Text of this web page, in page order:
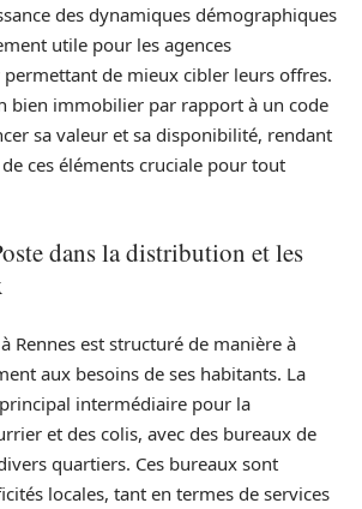
des dynamiques démographiques
utile pour les agences
de mieux cibler leurs offres.
bien immobilier par rapport à un code
sa valeur et sa disponibilité, rendant
ces éléments cruciale pour tout
dans la distribution et les
Rennes est structuré de manière à
aux besoins de ses habitants. La
intermédiaire pour la
et des colis, avec des bureaux de
quartiers. Ces bureaux sont
locales, tant en termes de services